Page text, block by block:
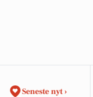
Seneste nyt ›